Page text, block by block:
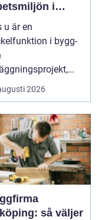
i
u är en
i bygg-
ansvar för att
2026
så väljer